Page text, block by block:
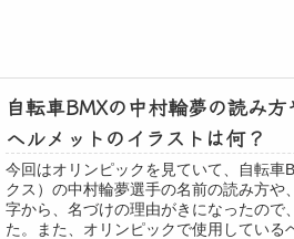
自転車BMXの中村輪夢の読み方
ヘルメットのイラストは何？
今回はオリンピックを見ていて、自転車
クス）の中村輪夢選手の名前の読み方や
字から、名づけの理由がきになったので
た。また、オリンピックで使用している